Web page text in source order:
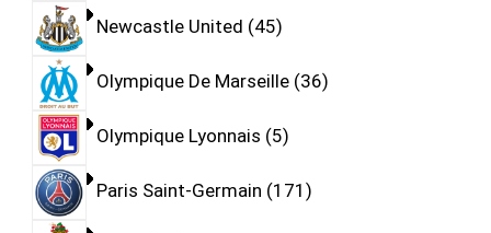
Newcastle United 45
Olympique De Marseille 36
Olympique Lyonnais 5
Paris Saint-Germain 171